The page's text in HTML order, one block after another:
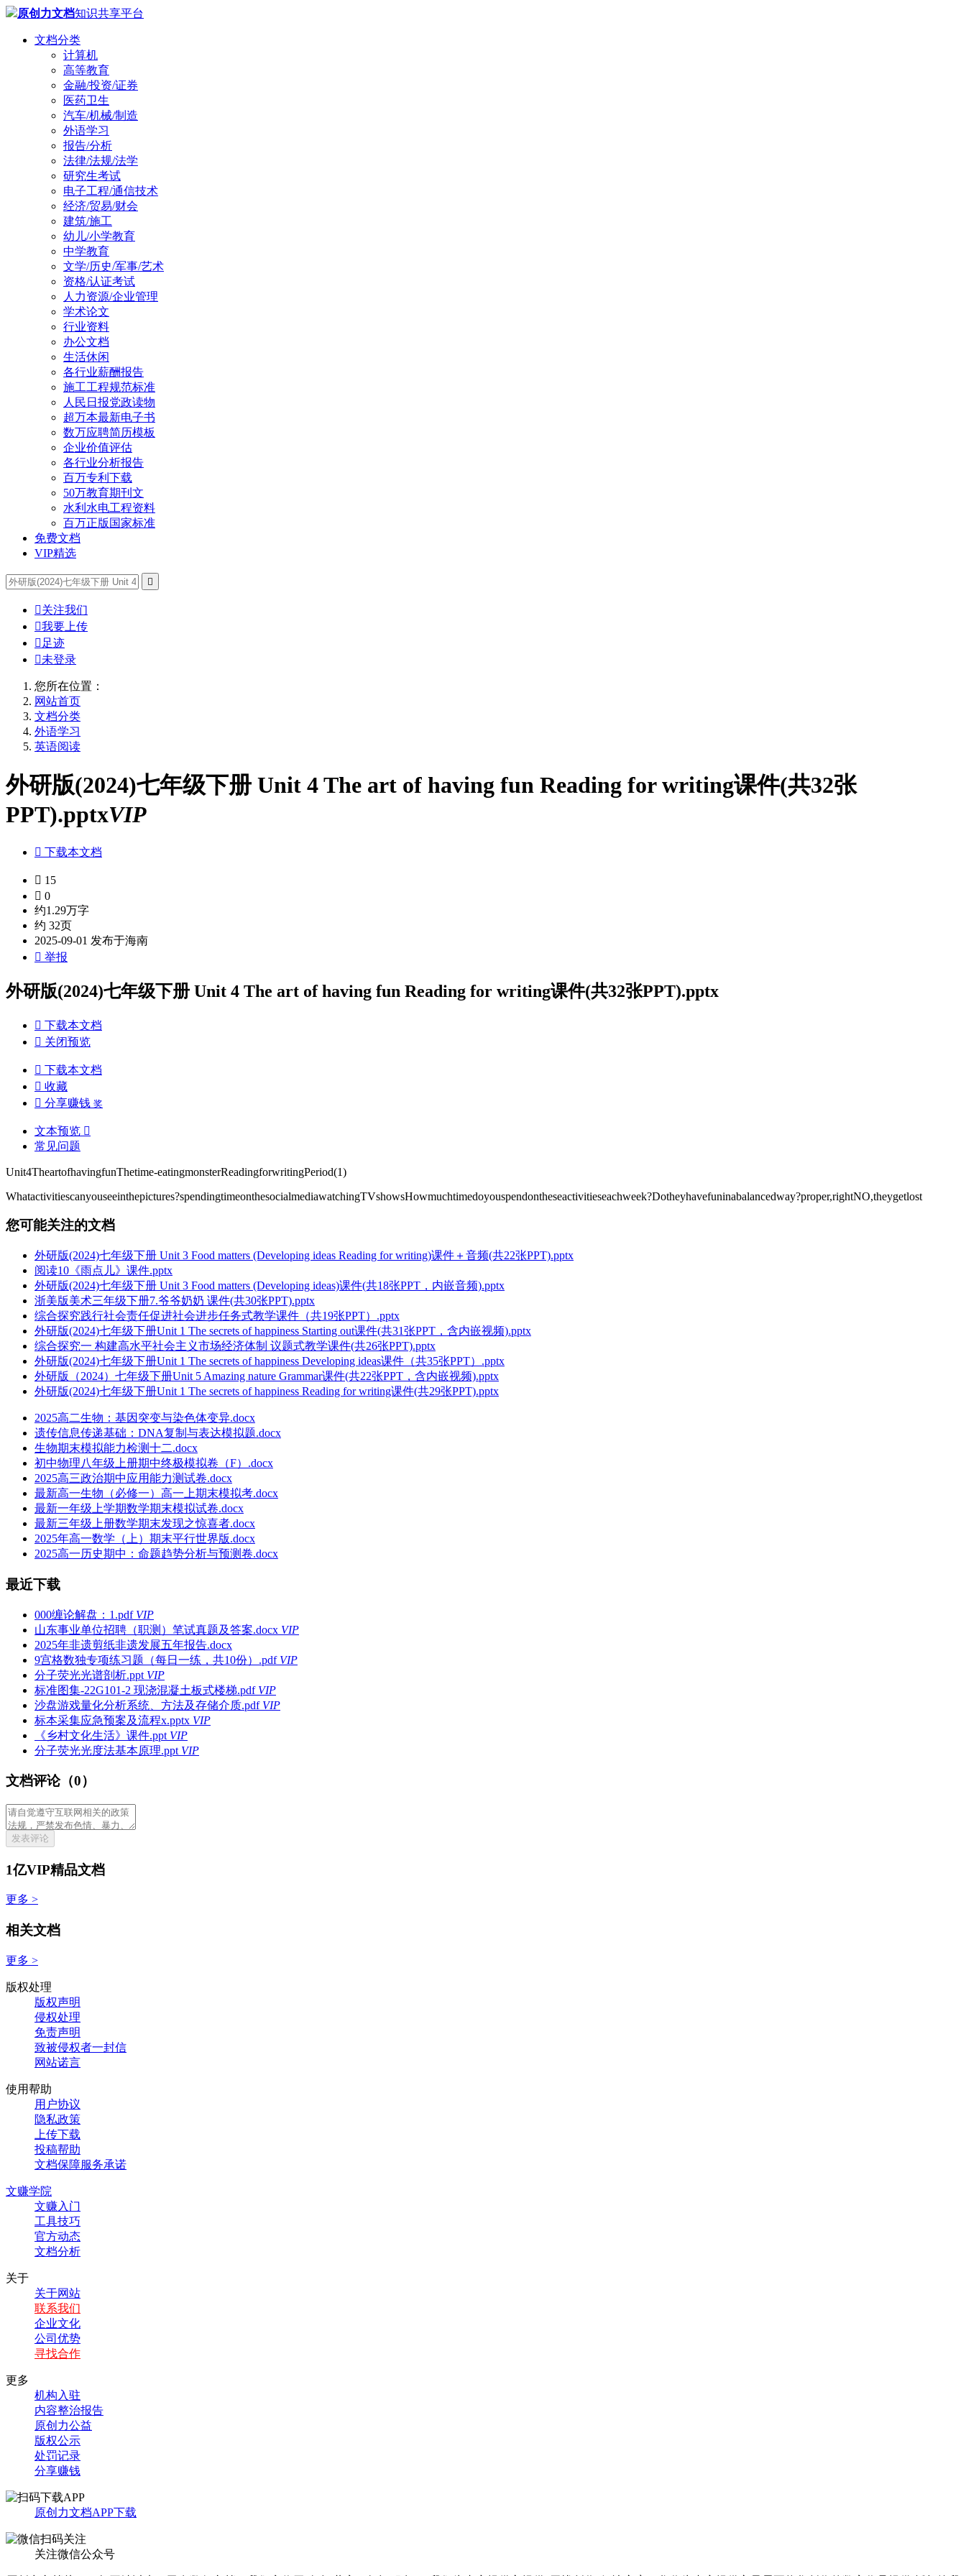
原创力文档知识共享平台
文档分类
计算机
高等教育
金融/投资/证券
医药卫生
汽车/机械/制造
外语学习
报告/分析
法律/法规/法学
研究生考试
电子工程/通信技术
经济/贸易/财会
建筑/施工
幼儿/小学教育
中学教育
文学/历史/军事/艺术
资格/认证考试
人力资源/企业管理
学术论文
行业资料
办公文档
生活休闲
各行业薪酬报告
施工工程规范标准
人民日报党政读物
超万本最新电子书
数万应聘简历模板
企业价值评估
各行业分析报告
百万专利下载
50万教育期刊文
水利水电工程资料
百万正版国家标准
免费文档
VIP精选

关注我们
我要上传
 足迹
未登录
您所在位置：
网站首页
文档分类
外语学习
英语阅读
外研版(2024)七年级下册 Unit 4 The art of having fun Reading for writing课件(共32张
PPT).pptxVIP
 下载本文档
 15
 0
约1.29万字
约 32页
2025-09-01 发布于海南
 举报
外研版(2024)七年级下册 Unit 4 The art of having fun Reading for writing课件(共32张PPT).pptx
 下载本文档
 关闭预览
 下载本文档
 收藏
 分享赚钱 奖
文本预览 
常见问题
Unit4TheartofhavingfunThetime-eatingmonsterReadingforwritingPeriod(1)
Whatactivitiescanyouseeinthepictures?spendingtimeonthesocialmediawatchingTVshowsHowmuchtimedoyouspendontheseactivitieseachweek?Dotheyhavefuninabalancedway?proper,rightNO,theygetlost
您可能关注的文档
外研版(2024)七年级下册 Unit 3 Food matters (Developing ideas Reading for writing)课件＋音频(共22张PPT).pptx
阅读10《雨点儿》课件.pptx
外研版(2024)七年级下册 Unit 3 Food matters (Developing ideas)课件(共18张PPT，内嵌音频).pptx
浙美版美术三年级下册7.爷爷奶奶 课件(共30张PPT).pptx
综合探究践行社会责任促进社会进步任务式教学课件（共19张PPT）.pptx
外研版(2024)七年级下册Unit 1 The secrets of happiness Starting out课件(共31张PPT，含内嵌视频).pptx
综合探究一 构建高水平社会主义市场经济体制 议题式教学课件(共26张PPT).pptx
外研版(2024)七年级下册Unit 1 The secrets of happiness Developing ideas课件（共35张PPT）.pptx
外研版（2024）七年级下册Unit 5 Amazing nature Grammar课件(共22张PPT，含内嵌视频).pptx
外研版(2024)七年级下册Unit 1 The secrets of happiness Reading for writing课件(共29张PPT).pptx
2025高二生物：基因突变与染色体变异.docx
遗传信息传递基础：DNA复制与表达模拟题.docx
生物期末模拟能力检测十二.docx
初中物理八年级上册期中终极模拟卷（F）.docx
2025高三政治期中应用能力测试卷.docx
最新高一生物（必修一）高一上期末模拟考.docx
最新一年级上学期数学期末模拟试卷.docx
最新三年级上册数学期末发现之惊喜者.docx
2025年高一数学（上）期末平行世界版.docx
2025高一历史期中：命题趋势分析与预测卷.docx
最近下载
000缠论解盘：1.pdf VIP
山东事业单位招聘（职测）笔试真题及答案.docx VIP
2025年非遗剪纸非遗发展五年报告.docx
9宫格数独专项练习题（每日一练，共10份）.pdf VIP
分子荧光光谱剖析.ppt VIP
标准图集-22G101-2 现浇混凝土板式楼梯.pdf VIP
沙盘游戏量化分析系统、方法及存储介质.pdf VIP
标本采集应急预案及流程x.pptx VIP
《乡村文化生活》课件.ppt VIP
分子荧光光度法基本原理.ppt VIP
文档评论（0）
发表评论
1亿VIP精品文档
更多 >
相关文档
更多 >
版权处理
版权声明
侵权处理
免责声明
致被侵权者一封信
网站诺言
使用帮助
用户协议
隐私政策
上传下载
投稿帮助
文档保障服务承诺
文赚学院
文赚入门
工具技巧
官方动态
文档分析
关于
关于网站
联系我们
企业文化
公司优势
寻找合作
更多
机构入驻
内容整治报告
原创力公益
版权公示
处罚记录
分享赚钱
原创力文档APP下载
关注微信公众号